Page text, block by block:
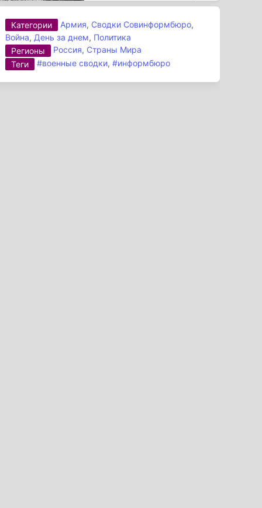
Категории Армия, Сводки Совинформбюро,
Война, День за днем, Политика
Регионы
Россия, Страны Мира
Теги
#военные сводки,#информбюро